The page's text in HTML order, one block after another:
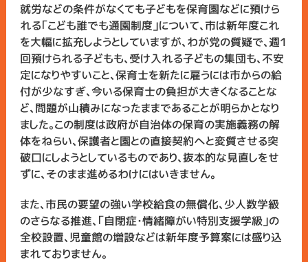
就労などの条件がなくても子どもを保育園などに預けら
れる「こども誰でも通園制度」について、市は新年度これ
を大幅に拡充しようとしていますが、わが党の質疑で、週１
回預けられる子どもも、受け入れる子どもの集団も、不安
定になりやすいこと、保育士を新たに雇うには市からの給
付が少なすぎ、今いる保育士の負担が大きくなることな
ど、問題が山積みになったままであることが明らかとなり
ました。この制度は政府が自治体の保育の実施義務の解
体をねらい、保護者と園との直接契約へと変質させる突
破口にしようとしているものであり、抜本的な見直しをせ
ずに、そのまま進めるわけにはいきません。
また、市民の要望の強い学校給食の無償化、少人数学級
のさらなる推進、「自閉症・情緒障がい特別支援学級」の
全校設置、児童館の増設などは新年度予算案には盛り込
まれておりません。